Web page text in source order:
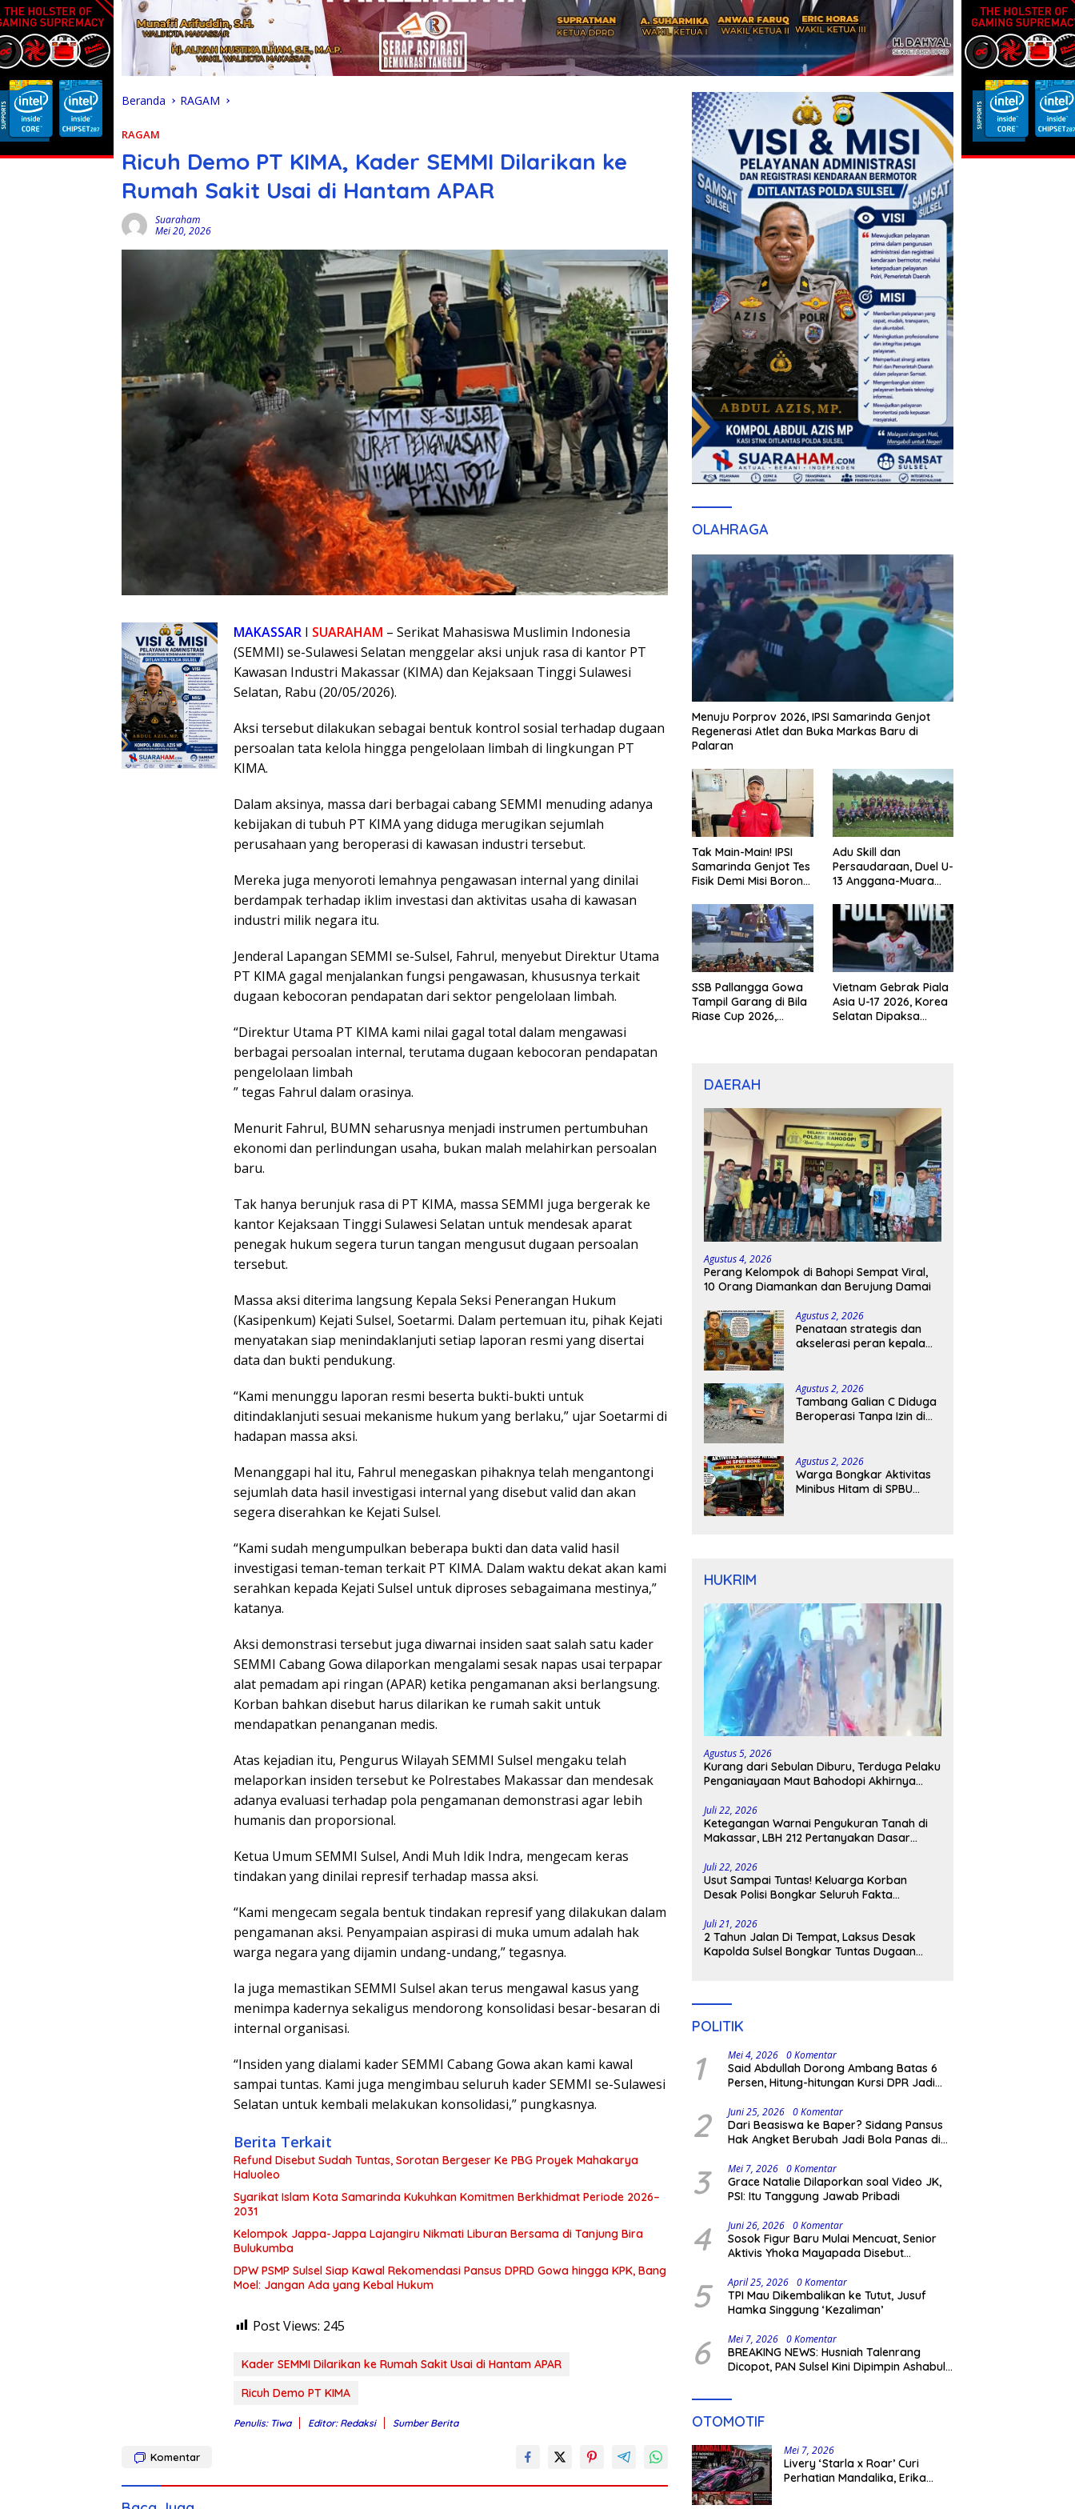
Beranda RAGAM
RAGAM
Ricuh Demo PT KIMA, Kader SEMMI Dilarikan ke
Rumah Sakit Usai di Hantam APAR
Suaraham
Mei 20, 2026
MAKASSAR I SUARAHAM – Serikat Mahasiswa Muslimin Indonesia
(SEMMI) se-Sulawesi Selatan menggelar aksi unjuk rasa di kantor PT
Kawasan Industri Makassar (KIMA) dan Kejaksaan Tinggi Sulawesi
Selatan, Rabu (20/05/2026).
Aksi tersebut dilakukan sebagai bentuk kontrol sosial terhadap dugaan
persoalan tata kelola hingga pengelolaan limbah di lingkungan PT
KIMA.
Dalam aksinya, massa dari berbagai cabang SEMMI menuding adanya
kebijakan di tubuh PT KIMA yang diduga merugikan sejumlah
perusahaan yang beroperasi di kawasan industri tersebut.
Mereka juga menyoroti lemahnya pengawasan internal yang dinilai
berdampak terhadap iklim investasi dan aktivitas usaha di kawasan
industri milik negara itu.
Jenderal Lapangan SEMMI se-Sulsel, Fahrul, menyebut Direktur Utama
PT KIMA gagal menjalankan fungsi pengawasan, khususnya terkait
dugaan kebocoran pendapatan dari sektor pengelolaan limbah.
“Direktur Utama PT KIMA kami nilai gagal total dalam mengawasi
berbagai persoalan internal, terutama dugaan kebocoran pendapatan
pengelolaan limbah
” tegas Fahrul dalam orasinya.
Menurit Fahrul, BUMN seharusnya menjadi instrumen pertumbuhan
ekonomi dan perlindungan usaha, bukan malah melahirkan persoalan
baru.
Tak hanya berunjuk rasa di PT KIMA, massa SEMMI juga bergerak ke
kantor Kejaksaan Tinggi Sulawesi Selatan untuk mendesak aparat
penegak hukum segera turun tangan mengusut dugaan persoalan
tersebut.
Massa aksi diterima langsung Kepala Seksi Penerangan Hukum
(Kasipenkum) Kejati Sulsel, Soetarmi. Dalam pertemuan itu, pihak Kejati
menyatakan siap menindaklanjuti setiap laporan resmi yang disertai
data dan bukti pendukung.
“Kami menunggu laporan resmi beserta bukti-bukti untuk
ditindaklanjuti sesuai mekanisme hukum yang berlaku,” ujar Soetarmi di
hadapan massa aksi.
Menanggapi hal itu, Fahrul menegaskan pihaknya telah mengantongi
sejumlah data hasil investigasi internal yang disebut valid dan akan
segera diserahkan ke Kejati Sulsel.
“Kami sudah mengumpulkan beberapa bukti dan data valid hasil
investigasi teman-teman terkait PT KIMA. Dalam waktu dekat akan kami
serahkan kepada Kejati Sulsel untuk diproses sebagaimana mestinya,”
katanya.
Aksi demonstrasi tersebut juga diwarnai insiden saat salah satu kader
SEMMI Cabang Gowa dilaporkan mengalami sesak napas usai terpapar
alat pemadam api ringan (APAR) ketika pengamanan aksi berlangsung.
Korban bahkan disebut harus dilarikan ke rumah sakit untuk
mendapatkan penanganan medis.
Atas kejadian itu, Pengurus Wilayah SEMMI Sulsel mengaku telah
melaporkan insiden tersebut ke Polrestabes Makassar dan mendesak
adanya evaluasi terhadap pola pengamanan demonstrasi agar lebih
humanis dan proporsional.
Ketua Umum SEMMI Sulsel, Andi Muh Idik Indra, mengecam keras
tindakan yang dinilai represif terhadap massa aksi.
“Kami mengecam segala bentuk tindakan represif yang dilakukan dalam
pengamanan aksi. Penyampaian aspirasi di muka umum adalah hak
warga negara yang dijamin undang-undang,” tegasnya.
Ia juga memastikan SEMMI Sulsel akan terus mengawal kasus yang
menimpa kadernya sekaligus mendorong konsolidasi besar-besaran di
internal organisasi.
“Insiden yang dialami kader SEMMI Cabang Gowa akan kami kawal
sampai tuntas. Kami juga mengimbau seluruh kader SEMMI se-Sulawesi
Selatan untuk kembali melakukan konsolidasi,” pungkasnya.
Berita Terkait
Refund Disebut Sudah Tuntas, Sorotan Bergeser Ke PBG Proyek Mahakarya
Haluoleo
Syarikat Islam Kota Samarinda Kukuhkan Komitmen Berkhidmat Periode 2026–
2031
Kelompok Jappa-Jappa Lajangiru Nikmati Liburan Bersama di Tanjung Bira
Bulukumba
DPW PSMP Sulsel Siap Kawal Rekomendasi Pansus DPRD Gowa hingga KPK, Bang
Moel: Jangan Ada yang Kebal Hukum
Post Views: 245
Kader SEMMI Dilarikan ke Rumah Sakit Usai di Hantam APAR
Ricuh Demo PT KIMA
Penulis: Tiwa Editor: Redaksi Sumber Berita
Komentar
OLAHRAGA
Menuju Porprov 2026, IPSI Samarinda Genjot
Regenerasi Atlet dan Buka Markas Baru di
Palaran
Tak Main-Main! IPSI
Samarinda Genjot Tes
Fisik Demi Misi Borong
Kaltim 2026
Adu Skill dan
Persaudaraan, Duel U-
13 Anggana-Muara
Meriah
SSB Pallangga Gowa
Tampil Garang di Bila
Riase Cup 2026,
Vietnam Gebrak Piala
Asia U-17 2026, Korea
Selatan Dipaksa
DAERAH
Agustus 4, 2026
Perang Kelompok di Bahopi Sempat Viral,
10 Orang Diamankan dan Berujung Damai
Agustus 2, 2026
Penataan strategis dan
akselerasi peran kepala
Agustus 2, 2026
Tambang Galian C Diduga
Beroperasi Tanpa Izin di
Tangan
Agustus 2, 2026
Warga Bongkar Aktivitas
Minibus Hitam di SPBU
HUKRIM
Agustus 5, 2026
Kurang dari Sebulan Diburu, Terduga Pelaku
Penganiayaan Maut Bahodopi Akhirnya
Juli 22, 2026
Ketegangan Warnai Pengukuran Tanah di
Makassar, LBH 212 Pertanyakan Dasar
Polisi
Juli 22, 2026
Usut Sampai Tuntas! Keluarga Korban
Desak Polisi Bongkar Seluruh Fakta
Juli 21, 2026
2 Tahun Jalan Di Tempat, Laksus Desak
Kapolda Sulsel Bongkar Tuntas Dugaan
POLITIK
1 Mei 4, 2026 0 Komentar
Said Abdullah Dorong Ambang Batas 6
Persen, Hitung-hitungan Kursi DPR Jadi
2 Juni 25, 2026 0 Komentar
Dari Beasiswa ke Baper? Sidang Pansus
Hak Angket Berubah Jadi Bola Panas di
3 Mei 7, 2026 0 Komentar
Grace Natalie Dilaporkan soal Video JK,
PSI: Itu Tanggung Jawab Pribadi
4 Juni 26, 2026 0 Komentar
Sosok Figur Baru Mulai Mencuat, Senior
Aktivis Yhoka Mayapada Disebut
pada Pilkada 2029
5 April 25, 2026 0 Komentar
TPI Mau Dikembalikan ke Tutut, Jusuf
Hamka Singgung ‘Kezaliman’
6 Mei 7, 2026 0 Komentar
BREAKING NEWS: Husniah Talenrang
Dicopot, PAN Sulsel Kini Dipimpin Ashabul
OTOMOTIF
Mei 7, 2026
Livery ‘Starla x Roar’ Curi
Perhatian Mandalika, Erika